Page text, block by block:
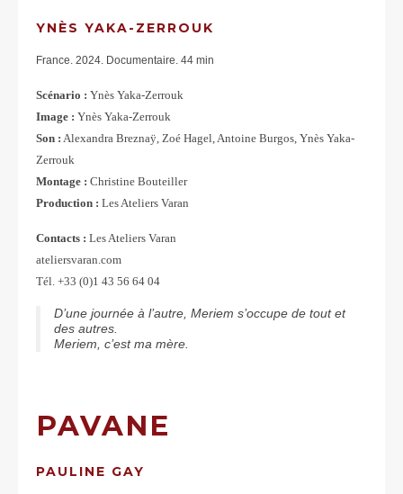
YNÈS YAKA-ZERROUK
France. 2024. Documentaire. 44 min
Scénario : Ynès Yaka-Zerrouk
Image : Ynès Yaka-Zerrouk
Son : Alexandra Breznaÿ, Zoé Hagel, Antoine Burgos, Ynès Yaka-
Zerrouk
Montage : Christine Bouteiller
Production : Les Ateliers Varan
Contacts : Les Ateliers Varan
ateliersvaran.com
Tél. +33 (0)1 43 56 64 04
D’une journée à l’autre, Meriem s’occupe de tout et
des autres.
Meriem, c’est ma mère.
PAVANE
PAULINE GAY